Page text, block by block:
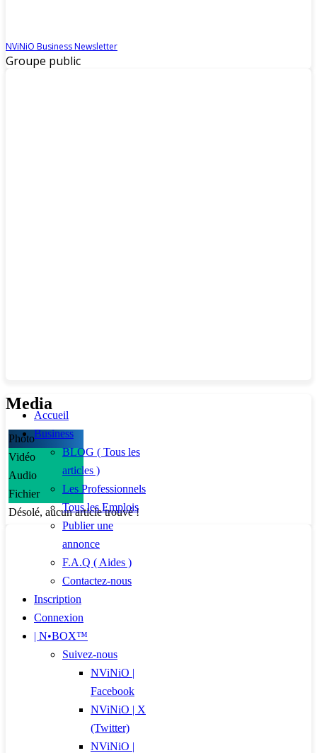
NViNiO Business Newsletter
Groupe public
Media
Photo
Vidéo
Audio
Fichier
Désolé, aucun article trouvé !
Accueil
Business
BLOG ( Tous les
articles )
Les Professionnels
Tous les Emplois
Publier une
annonce
F.A.Q ( Aides )
Contactez-nous
Inscription
Connexion
| N•BOX™
Suivez-nous
NViNiO |
Facebook
NViNiO | X
(Twitter)
NViNiO |